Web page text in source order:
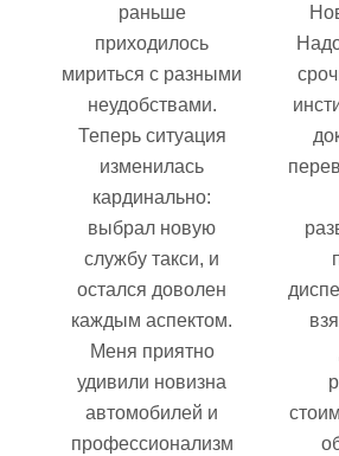
раньше
приходилось
мириться с разными
неудобствами.
Теперь ситуация
изменилась
кардинально:
выбрал новую
службу такси, и
остался доволен
каждым аспектом.
Меня приятно
удивили новизна
автомобилей и
профессионализм